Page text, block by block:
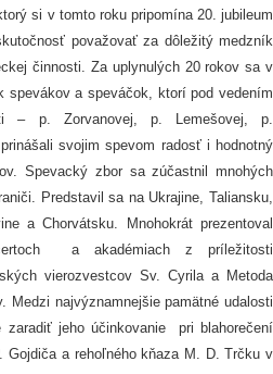
si v tomto roku pripomína 20. jubileum
považovať za dôležitý medzník
činnosti. Za uplynulých 20 rokov sa v
spevákov a speváčok, ktorí pod vedením
– p. Zorvanovej, p. Lemešovej, p.
svojim spevom radosť i hodnotný
Spevacký zbor sa zúčastnil mnohých
Predstavil sa na Ukrajine, Taliansku,
a Chorvátsku. Mnohokrát prezentoval
a akadémiach z príležitosti
vierozvestcov Sv. Cyrila a Metoda
Medzi najvýznamnejšie pamätné udalosti
zaradiť jeho účinkovanie pri blahorečení
Gojdiča a rehoľného kňaza M. D. Trčku v